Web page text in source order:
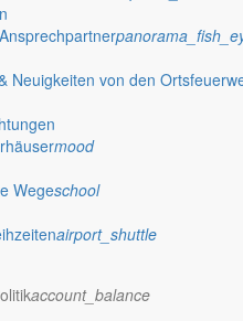
Neuigkeiten von den
mood
Wegeschool
airport_shuttle
account_balance